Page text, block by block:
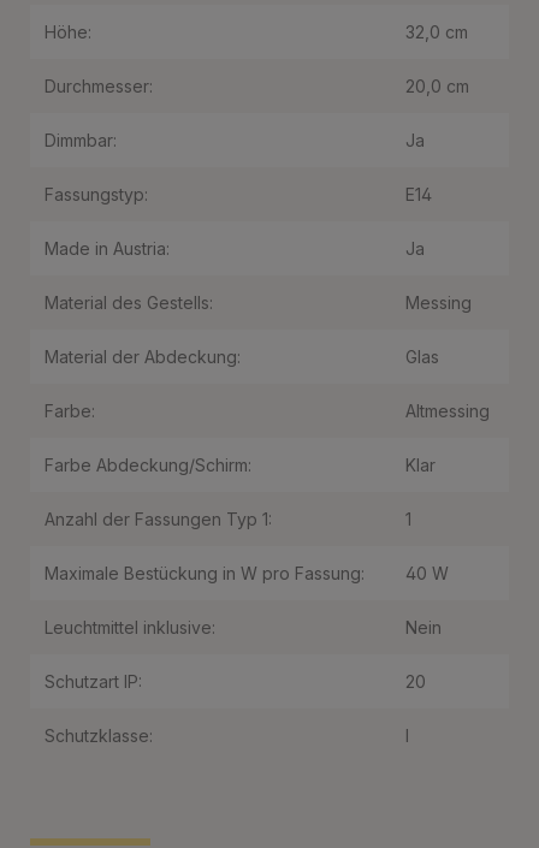
Höhe: 32,0 cm
Durchmesser: 20,0 cm
Dimmbar: Ja
Fassungstyp: E14
Made in Austria: Ja
Material des Gestells: Messing
Material der Abdeckung: Glas
Farbe: Altmessing
Farbe Abdeckung/Schirm: Klar
Anzahl der Fassungen Typ 1: 1
Maximale Bestückung in W pro Fassung: 40 W
Leuchtmittel inklusive: Nein
Schutzart IP: 20
Schutzklasse: I